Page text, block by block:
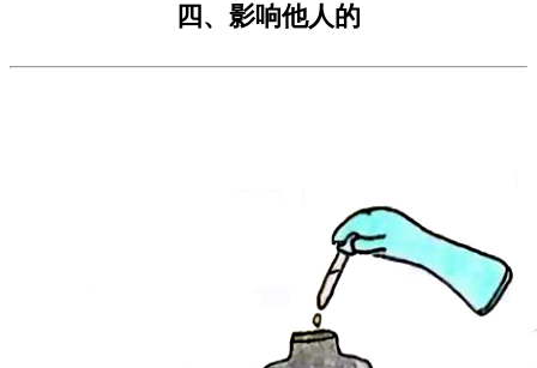
四、影响他人的